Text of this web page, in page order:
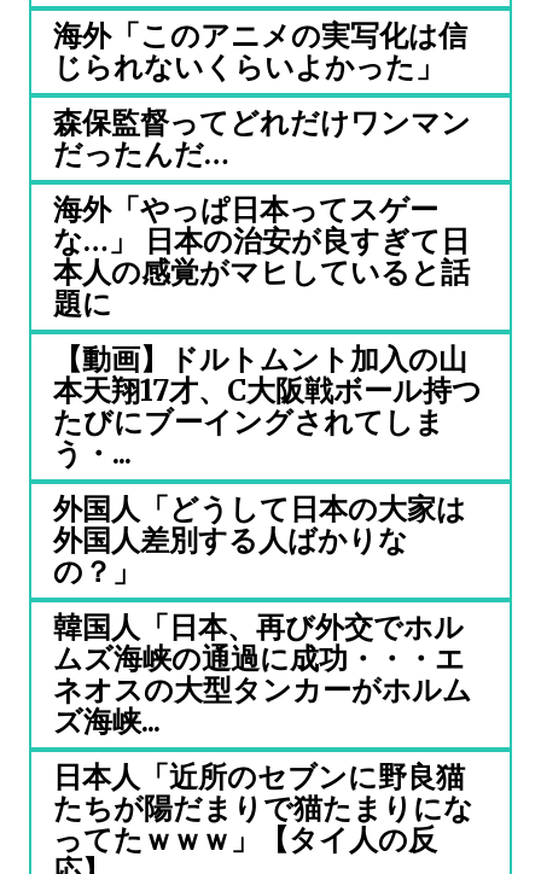
海外「このアニメの実写化は信
じられないくらいよかった」
森保監督ってどれだけワンマン
だったんだ…
海外「やっぱ日本ってスゲー
な…」 日本の治安が良すぎて日
本人の感覚がマヒしていると話
題に
【動画】ドルトムント加入の山
本天翔17才、C大阪戦ボール持つ
たびにブーイングされてしま
う・...
外国人「どうして日本の大家は
外国人差別する人ばかりな
の？」
韓国人「日本、再び外交でホル
ムズ海峡の通過に成功・・・エ
ネオスの大型タンカーがホルム
ズ海峡...
日本人「近所のセブンに野良猫
たちが陽だまりで猫たまりにな
ってたｗｗｗ」【タイ人の反